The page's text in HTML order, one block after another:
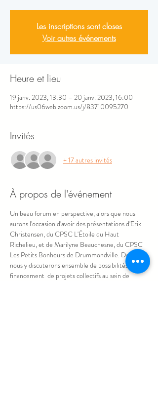
Les inscriptions sont closes
Voir autres événements
Heure et lieu
19 janv. 2023, 13:30 – 20 janv. 2023, 16:00
https://us06web.zoom.us/j/83710095270
Invités
+ 17 autres invités
À propos de l'événement
Un beau forum en perspective, alors que nous
aurons l'occasion d'avoir des présentations d'Erik
Christensen, du CPSC L'Étoile du Haut
Richelieu, et de Marilyne Beauchesne, du CPSC
Les Petits Bonheurs de Drummondville. De plus,
nous y discuterons ensemble de possibilités de
financement  de projets collectifs au sein de